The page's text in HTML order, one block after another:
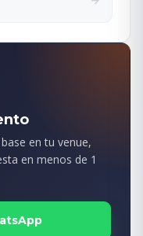
en tu venue,
en menos de 1